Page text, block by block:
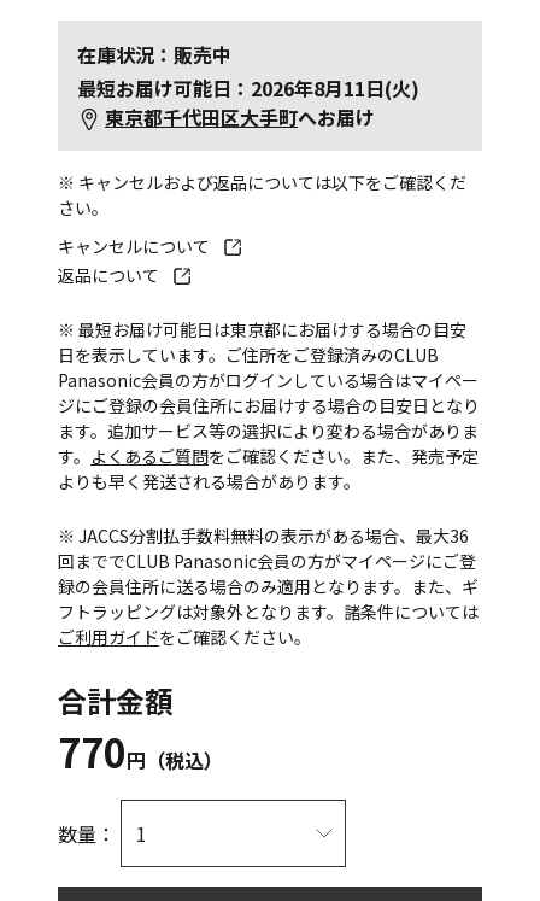
在庫状況：販売中
最短お届け可能日：2026年8月11日(火)
東京都千代田区大手町へお届け
※ キャンセルおよび返品については以下をご確認くだ
さい。
キャンセルについて
返品について
※ 最短お届け可能日は東京都にお届けする場合の目安
日を表示しています。ご住所をご登録済みのCLUB
Panasonic会員の方がログインしている場合はマイペー
ジにご登録の会員住所にお届けする場合の目安日となり
ます。追加サービス等の選択により変わる場合がありま
す。 よくあるご質問をご確認ください。また、発売予定
よりも早く発送される場合があります。
※ JACCS分割払手数料無料の表示がある場合、最大36
回まででCLUB Panasonic会員の方がマイページにご登
録の会員住所に送る場合のみ適用となります。また、ギ
フトラッピングは対象外となります。諸条件については
ご利用ガイドをご確認ください。
合計金額
770円（税込）
数量：